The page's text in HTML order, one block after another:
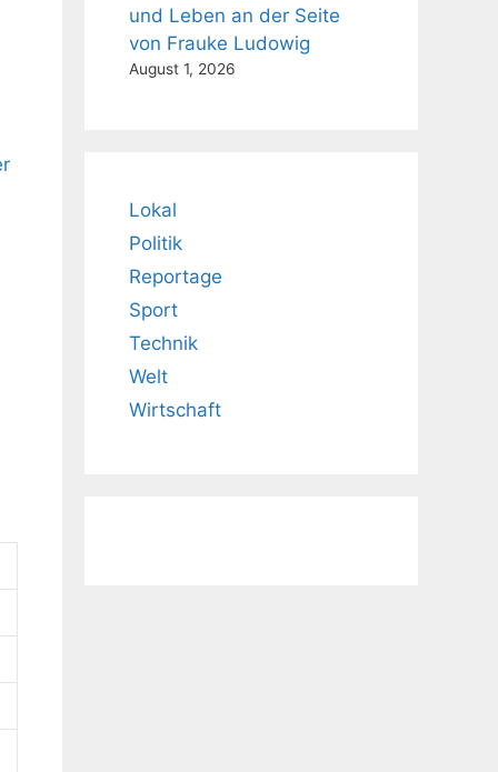
und Leben an der Seite
von Frauke Ludowig
August 1, 2026
Lokal
Politik
Reportage
Sport
Technik
Welt
Wirtschaft